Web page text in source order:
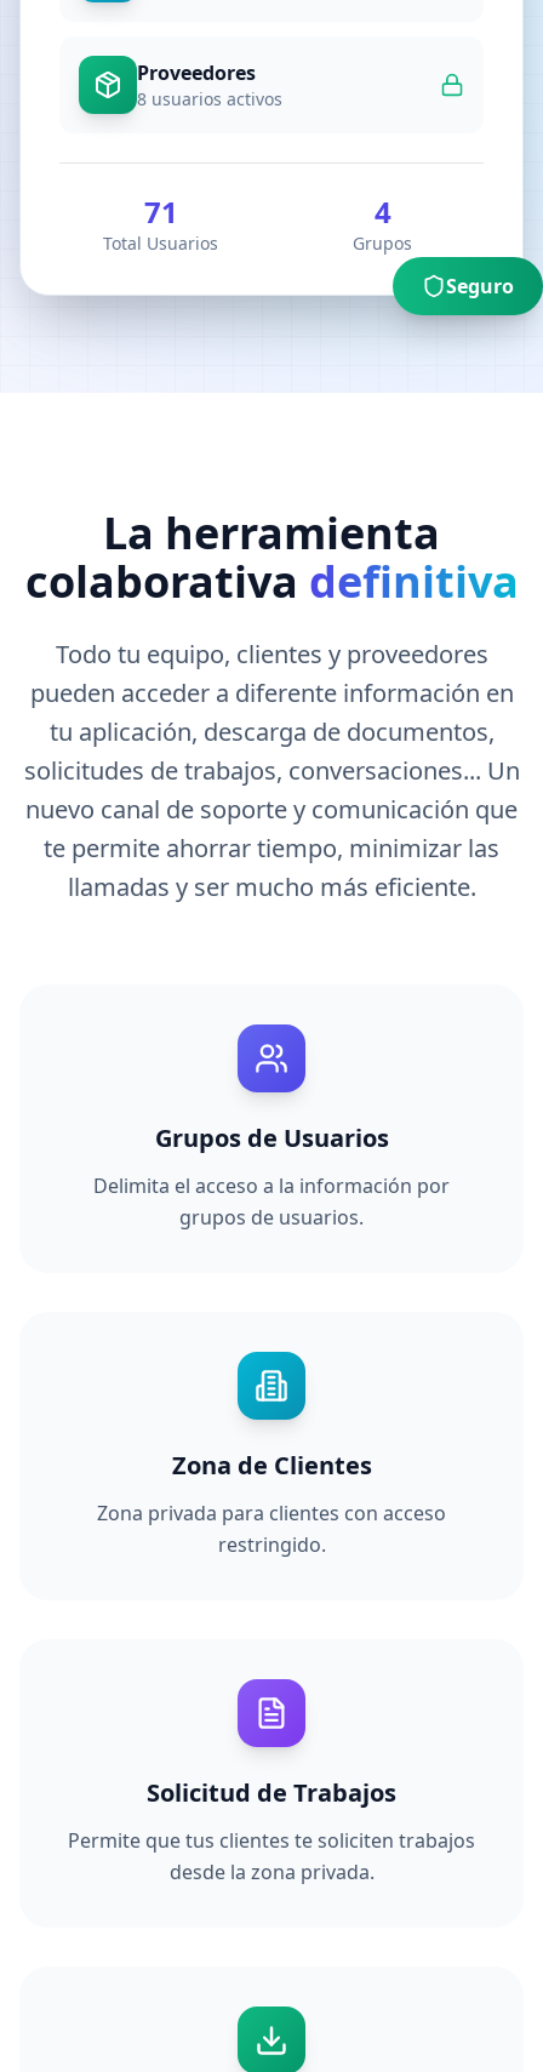
Proveedores
8 usuarios activos
71
Total Usuarios
4
Grupos
Seguro
La herramienta
colaborativa definitiva
Todo tu equipo, clientes y proveedores
pueden acceder a diferente información en
tu aplicación, descarga de documentos,
solicitudes de trabajos, conversaciones... Un
nuevo canal de soporte y comunicación que
te permite ahorrar tiempo, minimizar las
llamadas y ser mucho más eficiente.
Grupos de Usuarios
Delimita el acceso a la información por
grupos de usuarios.
Zona de Clientes
Zona privada para clientes con acceso
restringido.
Solicitud de Trabajos
Permite que tus clientes te soliciten trabajos
desde la zona privada.